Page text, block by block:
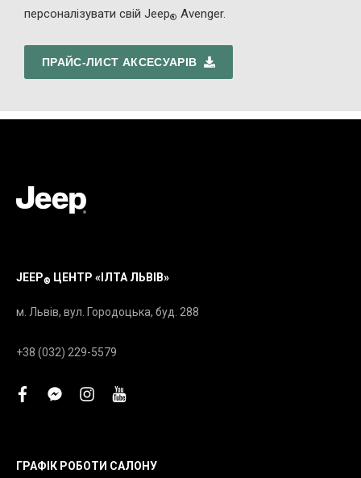
персоналізувати свій Jeep® Avenger.
ПРАЙС-ЛИСТ АКСЕСУАРІВ
JEEP® ЦЕНТР «ІЛТА ЛЬВІВ»
м. Львів, вул. Городоцька, буд. 288
+38 (032) 229-5579
facebookfacebook-
instagram
youtube
ГРАФІК РОБОТИ САЛОНУ